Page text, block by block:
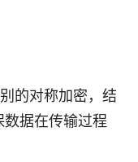
的对称加密，结
据在传输过程